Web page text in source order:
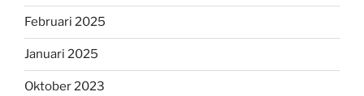
Februari 2025
Januari 2025
Oktober 2023